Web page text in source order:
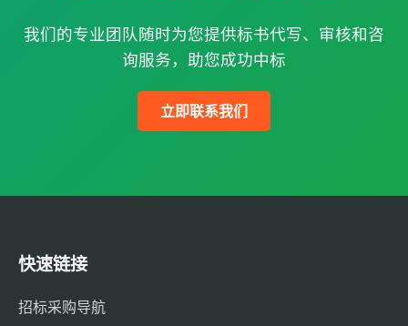
我们的专业团队随时为您提供标书代写、审核和咨
询服务，助您成功中标
立即联系我们
快速链接
招标采购导航